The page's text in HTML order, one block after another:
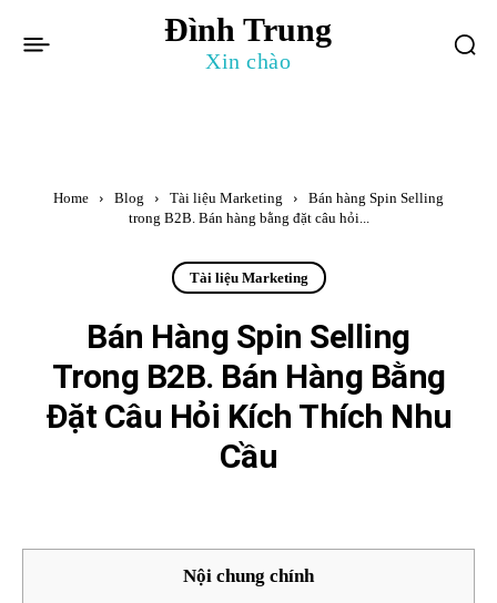
Đình Trung
Xin chào
Home Blog Tài liệu Marketing
Bán hàng Spin Selling
trong B2B. Bán hàng bằng đặt câu hỏi...
Tài liệu Marketing
Bán Hàng Spin Selling
Trong B2B. Bán Hàng Bằng
Đặt Câu Hỏi Kích Thích Nhu
Cầu
Nội chung chính